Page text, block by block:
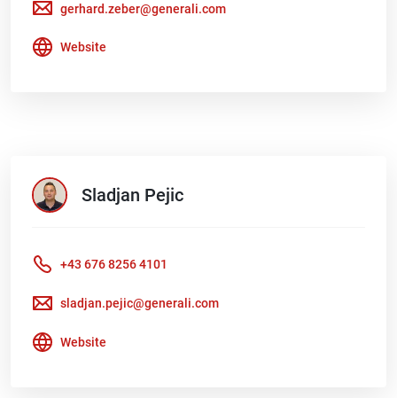
gerhard.zeber@generali.com
Website
Sladjan Pejic
+43 676 8256 4101
sladjan.pejic@generali.com
Website